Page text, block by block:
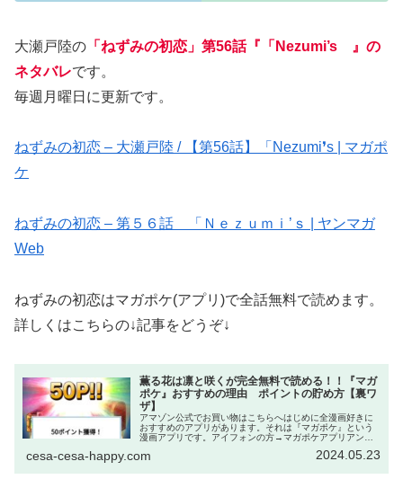
大瀬戸陸の 「ねずみの初恋」第56話『「Nezumi’s 』の
ネタバレです。
毎週月曜日に更新です。
ねずみの初恋 – 大瀬戸陸 / 【第56話】「Nezumi❜s | マガポ
ケ
ねずみの初恋 – 第５６話 「Ｎｅｚｕｍｉ’ｓ | ヤンマガ
Web
ねずみの初恋はマガポケ(アプリ)で全話無料で読めます。
詳しくはこちらの↓記事をどうぞ↓
薫る花は凛と咲くが完全無料で読める！！『マガ
ポケ』おすすめの理由 ポイントの貯め方【裏ワ
ザ】
アマゾン公式でお買い物はこちらへはじめに全漫画好きに
おすすめのアプリがあります。それは『マガポケ』という
漫画アプリです。アイフォンの方→マガポケアプリアンド
ン公式無料漫画アプリ このアプ...
cesa-cesa-happy.com 2024.05.23